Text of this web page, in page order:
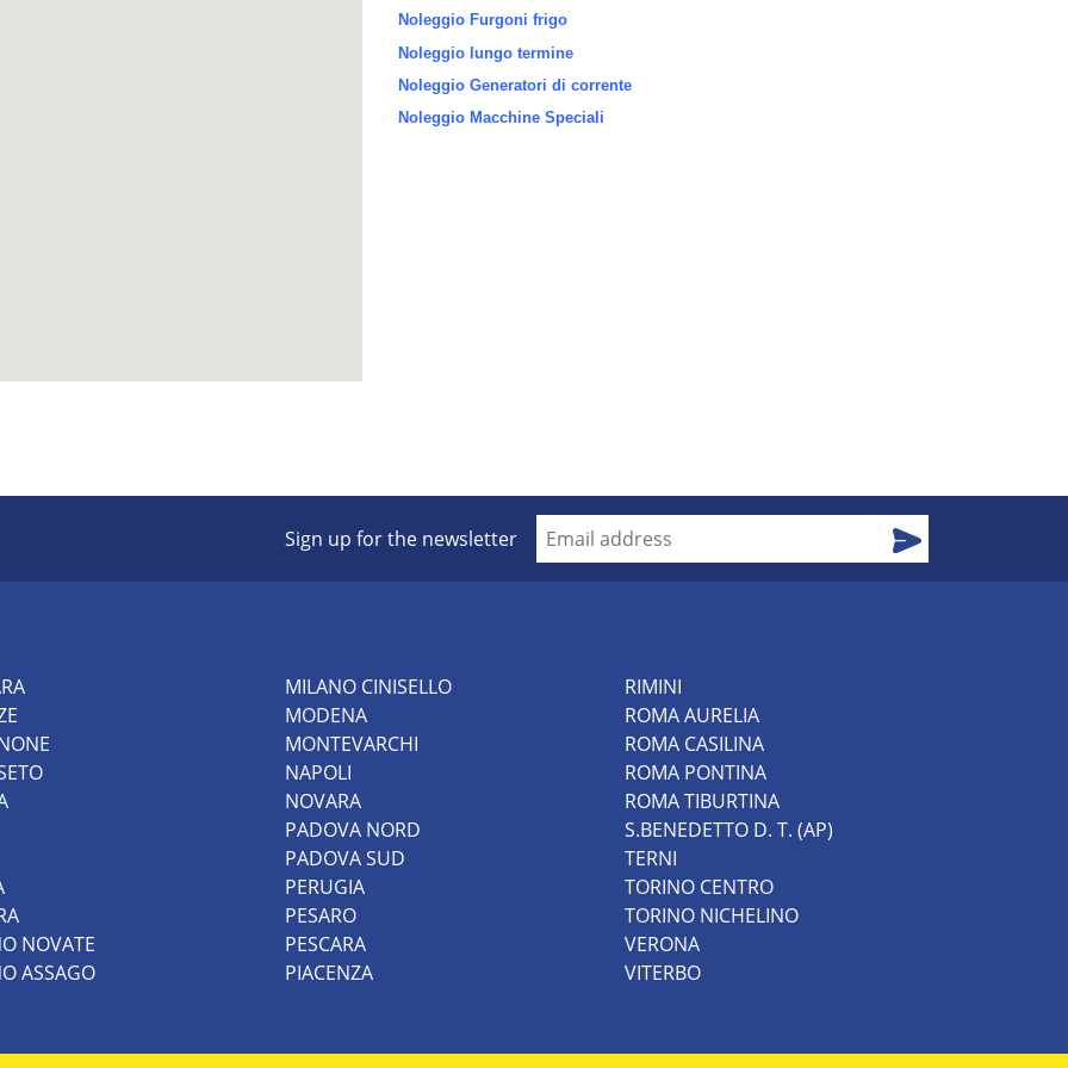
Noleggio Furgoni frigo
Noleggio lungo termine
Noleggio Generatori di corrente
Noleggio Macchine Speciali
Sign up for the newsletter
NOVATE
ASSAGO
MILANO CINISELLO
MODENA
MONTEVARCHI
NAPOLI
NOVARA
PADOVA NORD
PADOVA SUD
PERUGIA
PESARO
PESCARA
PIACENZA
RIMINI
ROMA AURELIA
ROMA CASILINA
ROMA PONTINA
ROMA TIBURTINA
S.BENEDETTO D. T. (AP)
TERNI
TORINO CENTRO
TORINO NICHELINO
VERONA
VITERBO